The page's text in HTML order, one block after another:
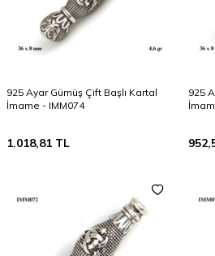
925 Ayar Gümüş Çift Başlı Kartal
İmame - IMM074
1.018,81 TL
925